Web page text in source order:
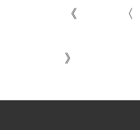
《 〈
》